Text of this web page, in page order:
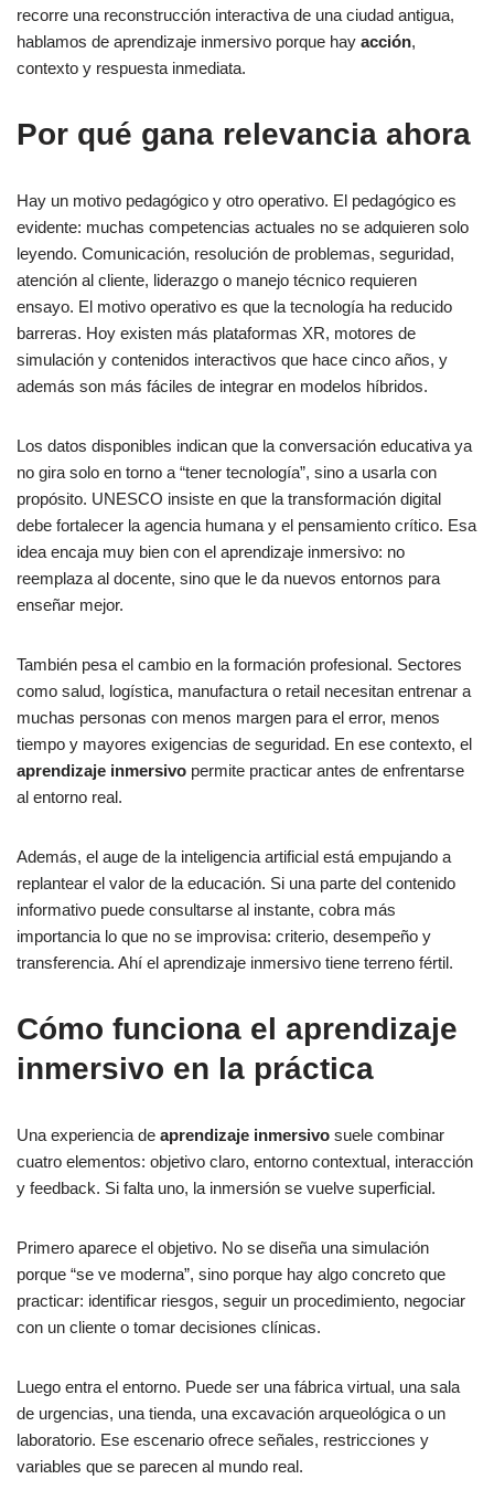
recorre una reconstrucción interactiva de una ciudad antigua,
hablamos de aprendizaje inmersivo porque hay acción,
contexto y respuesta inmediata.
Por qué gana relevancia ahora
Hay un motivo pedagógico y otro operativo. El pedagógico es
evidente: muchas competencias actuales no se adquieren solo
leyendo. Comunicación, resolución de problemas, seguridad,
atención al cliente, liderazgo o manejo técnico requieren
ensayo. El motivo operativo es que la tecnología ha reducido
barreras. Hoy existen más plataformas XR, motores de
simulación y contenidos interactivos que hace cinco años, y
además son más fáciles de integrar en modelos híbridos.
Los datos disponibles indican que la conversación educativa ya
no gira solo en torno a “tener tecnología”, sino a usarla con
propósito. UNESCO insiste en que la transformación digital
debe fortalecer la agencia humana y el pensamiento crítico. Esa
idea encaja muy bien con el aprendizaje inmersivo: no
reemplaza al docente, sino que le da nuevos entornos para
enseñar mejor.
También pesa el cambio en la formación profesional. Sectores
como salud, logística, manufactura o retail necesitan entrenar a
muchas personas con menos margen para el error, menos
tiempo y mayores exigencias de seguridad. En ese contexto, el
aprendizaje inmersivo permite practicar antes de enfrentarse
al entorno real.
Además, el auge de la inteligencia artificial está empujando a
replantear el valor de la educación. Si una parte del contenido
informativo puede consultarse al instante, cobra más
importancia lo que no se improvisa: criterio, desempeño y
transferencia. Ahí el aprendizaje inmersivo tiene terreno fértil.
Cómo funciona el aprendizaje
inmersivo en la práctica
Una experiencia de aprendizaje inmersivo suele combinar
cuatro elementos: objetivo claro, entorno contextual, interacción
y feedback. Si falta uno, la inmersión se vuelve superficial.
Primero aparece el objetivo. No se diseña una simulación
porque “se ve moderna”, sino porque hay algo concreto que
practicar: identificar riesgos, seguir un procedimiento, negociar
con un cliente o tomar decisiones clínicas.
Luego entra el entorno. Puede ser una fábrica virtual, una sala
de urgencias, una tienda, una excavación arqueológica o un
laboratorio. Ese escenario ofrece señales, restricciones y
variables que se parecen al mundo real.